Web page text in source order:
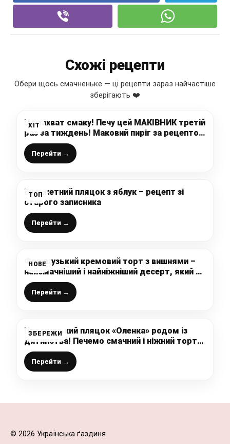
Схожі рецепти
Обери щось смачненьке — ці рецепти зараз найчастіше
зберігають ❤️
ХІТ
Це захват смаку! Печу цей МАКІВНИК третій
раз за тиждень! Маковий пиріг за рецептом
улюбленої закарпатської господині
Перейти →
ТОП
Бюджетний пляцок з яблук – рецепт зі
старого записника
Перейти →
НОВЕ
Французький кремовий торт з вишнями –
найсмачніший і найніжніший десерт, який я
коли-небудь їла – так просто і так смачно
Перейти →
ЗБЕРЕЖИ
Простенький пляцок «Оленка» родом із
дитинства! Печемо смачний і ніжний торт
за рецептом зі старого записничка
Перейти →
© 2026 Українська ґаздиня